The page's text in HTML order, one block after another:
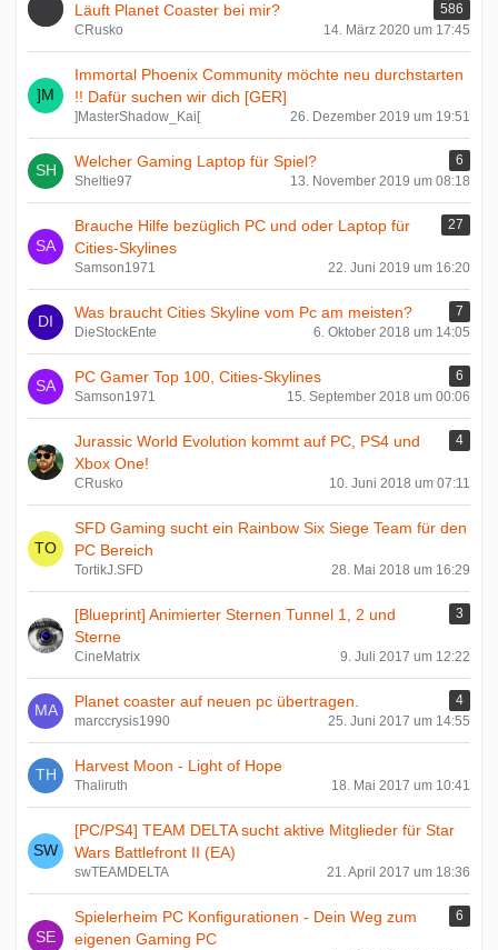
Läuft Planet Coaster bei mir?
586
CRusko
14. März 2020 um 17:45
Immortal Phoenix Community möchte neu durchstarten
!! Dafür suchen wir dich [GER]
]MasterShadow_Kai[ 26. Dezember 2019 um 19:51
Welcher Gaming Laptop für Spiel?
6
Sheltie97
13. November 2019 um 08:18
Brauche Hilfe bezüglich PC und oder Laptop für
Cities-Skylines
27
Samson1971 22. Juni 2019 um 16:20
Was braucht Cities Skyline vom Pc am meisten?
7
DieStockEnte
6. Oktober 2018 um 14:05
PC Gamer Top 100, Cities-Skylines
6
Samson1971
15. September 2018 um 00:06
Jurassic World Evolution kommt auf PC, PS4 und
Xbox One!
4
CRusko 10. Juni 2018 um 07:11
SFD Gaming sucht ein Rainbow Six Siege Team für den
PC Bereich
TortikJ.SFD 28. Mai 2018 um 16:29
[Blueprint] Animierter Sternen Tunnel 1, 2 und
Sterne
3
CineMatrix 9. Juli 2017 um 12:22
Planet coaster auf neuen pc übertragen.
4
marccrysis1990
25. Juni 2017 um 14:55
Harvest Moon - Light of Hope
Thaliruth 18. Mai 2017 um 10:41
[PC/PS4] TEAM DELTA sucht aktive Mitglieder für Star
Wars Battlefront II (EA)
swTEAMDELTA 21. April 2017 um 18:36
Spielerheim PC Konfigurationen - Dein Weg zum
eigenen Gaming PC
6